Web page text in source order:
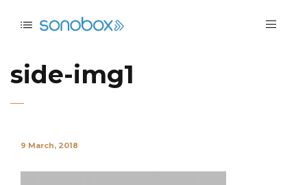
side-img1
9 March, 2018